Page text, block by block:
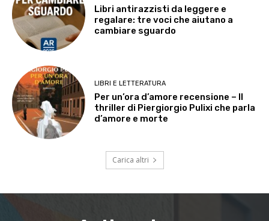
Libri antirazzisti da leggere e
regalare: tre voci che aiutano a
cambiare sguardo
LIBRI E LETTERATURA
Per un’ora d’amore recensione – Il
thriller di Piergiorgio Pulixi che parla
d’amore e morte
Carica altri